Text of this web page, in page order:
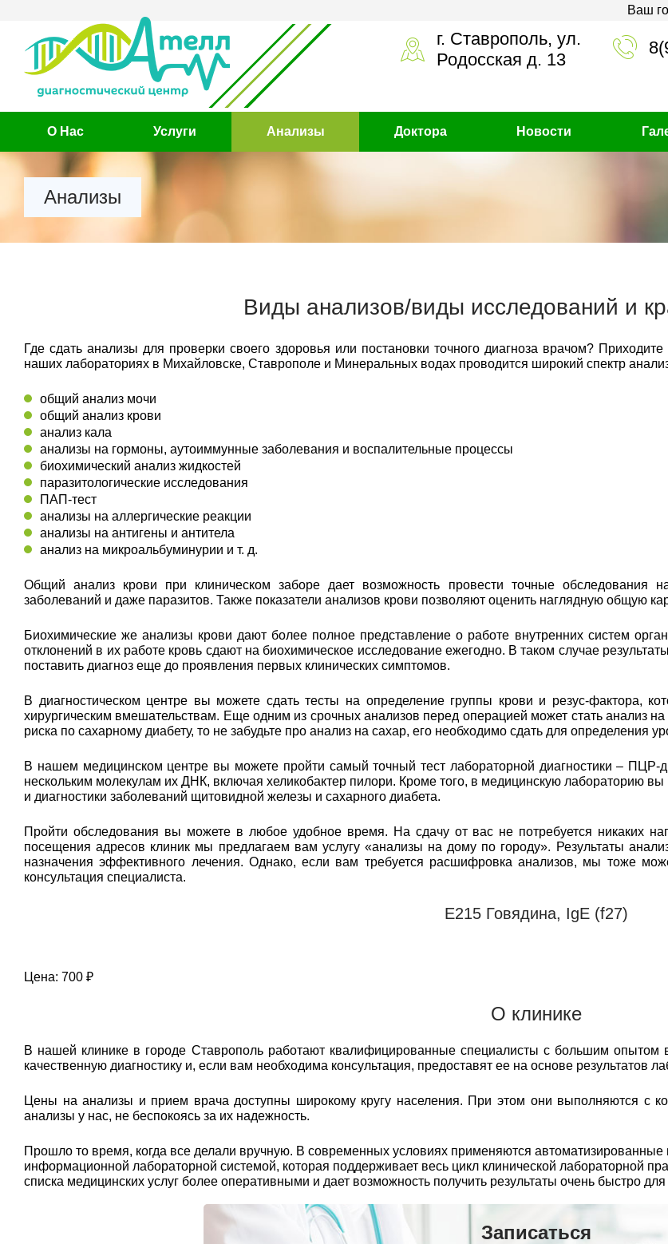
Ваш
г. Ставрополь, ул.
Родосская д. 13
О Нас Услуги Анализы Доктора Новости
Анализы
Виды анализов/виды исследований и
Где сдать анализы для проверки своего здоровья или постановки точного диагноза врачом?
наших лабораториях в Михайловске, Ставрополе и Минеральных водах проводится широкий спектр
общий анализ мочи
общий анализ крови
анализ кала
анализы на гормоны, аутоиммунные заболевания и воспалительные процессы
биохимический анализ жидкостей
паразитологические исследования
ПАП-тест
анализы на аллергические реакции
анализы на антигены и антитела
анализ на микроальбуминурии и т. д.
Общий анализ крови при клиническом заборе дает возможность провести точные обследования
заболеваний и даже паразитов. Также показатели анализов крови позволяют оценить наглядную общую
Биохимические же анализы крови дают более полное представление о работе внутренних систем
отклонений в их работе кровь сдают на биохимическое исследование ежегодно. В таком случае
поставить диагноз еще до проявления первых клинических симптомов.
В диагностическом центре вы можете сдать тесты на определение группы крови и резус-фактора,
хирургическим вмешательствам. Еще одним из срочных анализов перед операцией может стать анализ
риска по сахарному диабету, то не забудьте про анализ на сахар, его необходимо сдать для определения
В нашем медицинском центре вы можете пройти самый точный тест лабораторной диагностики – ПЦР-
нескольким молекулам их ДНК, включая хеликобактер пилори. Кроме того, в медицинскую лабораторию
и диагностики заболеваний щитовидной железы и сахарного диабета.
Пройти обследования вы можете в любое удобное время. На сдачу от вас не потребуется никаких
посещения адресов клиник мы предлагаем вам услугу «анализы на дому по городу». Результаты
назначения эффективного лечения. Однако, если вам требуется расшифровка анализов, мы тоже
консультация специалиста.
Е215 Говядина, IgE (f27)
Цена: 700 ₽
О клинике
В нашей клинике в городе Ставрополь работают квалифицированные специалисты с большим
качественную диагностику и, если вам необходима консультация, предоставят ее на основе результатов
Цены на анализы и прием врача доступны широкому кругу населения. При этом они выполняются с
анализы у нас, не беспокоясь за их надежность.
Прошло то время, когда все делали вручную. В современных условиях применяются
информационной лабораторной системой, которая поддерживает весь цикл клинической лабораторной
списка медицинских услуг более оперативными и дает возможность получить результаты очень быстро
Записаться